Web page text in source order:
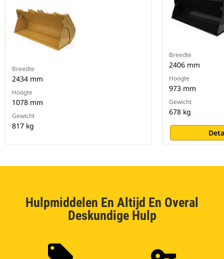
Breedte
2434 mm
Hoogte
1078 mm
Gewicht
817 kg
Breedte
2406 mm
Hoogte
973 mm
Gewicht
678 kg
Hulpmiddelen En Altijd En Overal
Deskundige Hulp